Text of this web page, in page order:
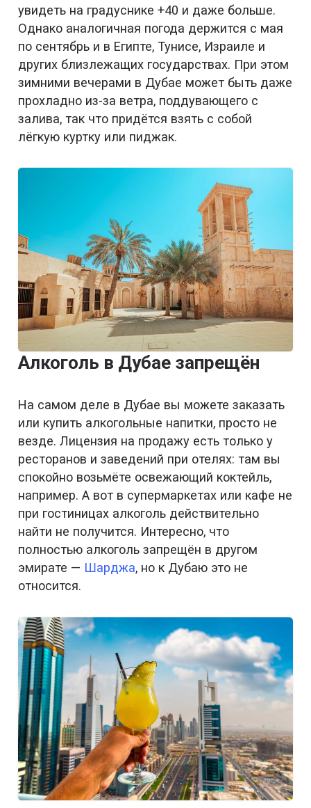
увидеть на градуснике +40 и даже больше.
Однако аналогичная погода держится с мая
по сентябрь и в Египте, Тунисе, Израиле и
других близлежащих государствах. При этом
зимними вечерами в Дубае может быть даже
прохладно из-за ветра, поддувающего с
залива, так что придётся взять с собой
лёгкую куртку или пиджак.
Алкоголь в Дубае запрещён
На самом деле в Дубае вы можете заказать
или купить алкогольные напитки, просто не
везде. Лицензия на продажу есть только у
ресторанов и заведений при отелях: там вы
спокойно возьмёте освежающий коктейль,
например. А вот в супермаркетах или кафе не
при гостиницах алкоголь действительно
найти не получится. Интересно, что
полностью алкоголь запрещён в другом
эмирате — Шарджа, но к Дубаю это не
относится.